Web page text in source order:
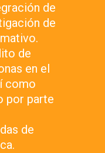
de
de
de
en el
como
por parte
de